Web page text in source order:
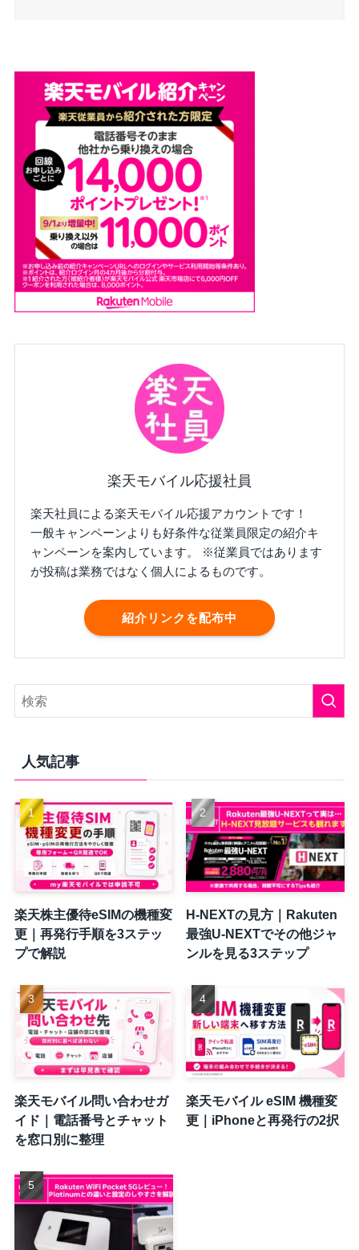
楽天モバイル応援社員
楽天社員による楽天モバイル応援アカウントです！
一般キャンペーンよりも好条件な従業員限定の紹介キ
ャンペーンを案内しています。 ※従業員ではあります
が投稿は業務ではなく個人によるものです。
紹介リンクを配布中
人気記事
楽天株主優待eSIMの機種変
更｜再発行手順を3ステッ
プで解説
H-NEXTの見方｜Rakuten
最強U-NEXTでその他ジャ
ンルを見る3ステップ
楽天モバイル問い合わせガ
イド｜電話番号とチャット
を窓口別に整理
楽天モバイル eSIM 機種変
更｜iPhoneと再発行の2択